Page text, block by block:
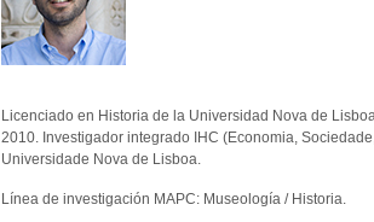
Licenciado en Historia de la Universidad Nova de
2010. Investigador integrado IHC (Economia,
Universidade Nova de Lisboa.
Línea de investigación MAPC: Museología / Historia.